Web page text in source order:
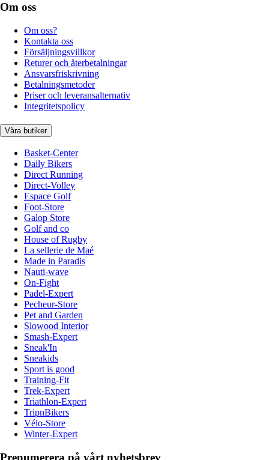
Om oss
Om oss?
Kontakta oss
Försäljningsvillkor
Returer och återbetalningar
Ansvarsfriskrivning
Betalningsmetoder
Priser och leveransalternativ
Integritetspolicy
Våra butiker
Basket-Center
Daily Bikers
Direct Running
Direct-Volley
Espace Golf
Foot-Store
Galop Store
Golf and co
House of Rugby
La sellerie de Maé
Made in Paradis
Nauti-wave
On-Fight
Padel-Expert
Pecheur-Store
Pet and Garden
Slowood Interior
Smash-Expert
Sneak'In
Sneakids
Sport is good
Training-Fit
Trek-Expert
Triathlon-Expert
TripnBikers
Vélo-Store
Winter-Expert
Prenumerera på vårt nyhetsbrev